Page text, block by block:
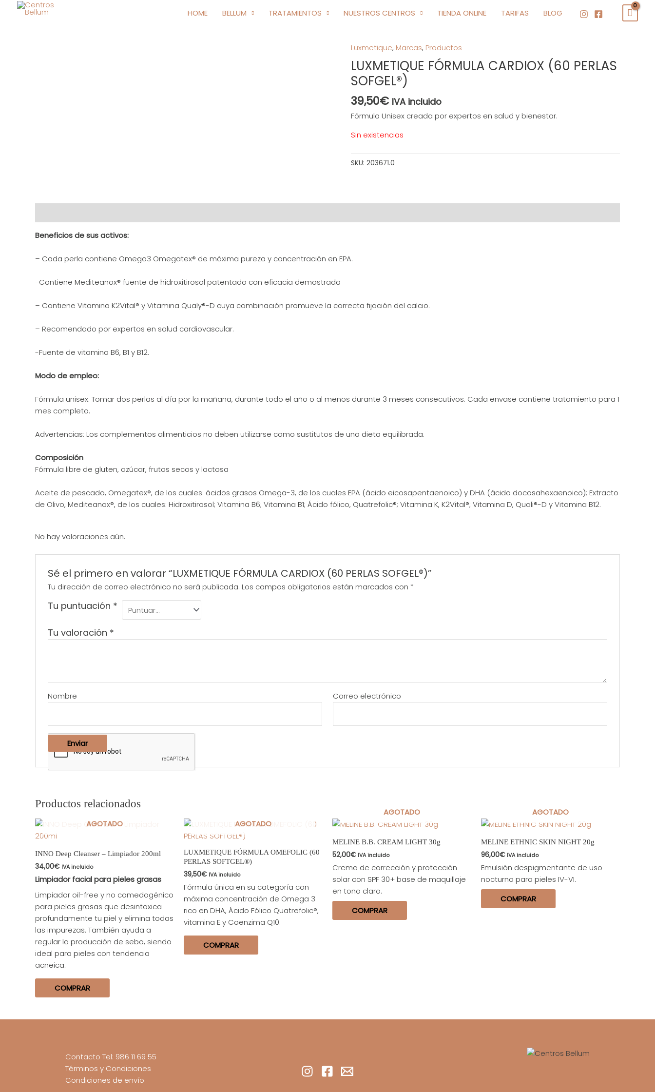
HOME BELLUM TRATAMIENTOS NUESTROS CENTROS TIENDA ONLINE TARIFAS BLOG
Luxmetique, Marcas, Productos
LUXMETIQUE FÓRMULA CARDIOX (60 PERLAS
SOFGEL®)
39,50€ IVA incluido
Fórmula Unisex creada por expertos en salud y bienestar.
Sin existencias
SKU: 203671.0
Beneficios de sus activos:
– Cada perla contiene Omega3 Omegatex® de máxima pureza y concentración en EPA.
-Contiene Mediteanox® fuente de hidroxitirosol patentado con eficacia demostrada
– Contiene Vitamina K2Vital® y Vitamina Qualy®-D cuya combinación promueve la correcta fijación del calcio.
– Recomendado por expertos en salud cardiovascular.
-Fuente de vitamina B6, B1 y B12.
Modo de empleo:
Fórmula unisex. Tomar dos perlas al día por la mañana, durante todo el año o al menos durante 3 meses consecutivos. Cada envase contiene tratamiento para 1
mes completo.
Advertencias: Los complementos alimenticios no deben utilizarse como sustitutos de una dieta equilibrada.
Composición
Fórmula libre de gluten, azúcar, frutos secos y lactosa
Aceite de pescado, Omegatex®, de los cuales: ácidos grasos Omega-3, de los cuales EPA (ácido eicosapentaenoico) y DHA (ácido docosahexaenoico); Extracto
de Olivo, Mediteanox®, de los cuales: Hidroxitirosol; Vitamina B6; Vitamina B1; Ácido fólico, Quatrefolic®; Vitamina K, K2Vital®; Vitamina D, Quali®-D y Vitamina B12.
No hay valoraciones aún.
Sé el primero en valorar “LUXMETIQUE FÓRMULA CARDIOX (60 PERLAS SOFGEL®)”
Tu dirección de correo electrónico no será publicada. Los campos obligatorios están marcados con *
Tu puntuación *
Tu valoración *
Nombre Correo electrónico
Productos relacionados
AGOTADO
INNO Deep Cleanser – Limpiador 200ml
34,00€ IVA incluido
Limpiador facial para pieles grasas
Limpiador oil-free y no comedogénico
para pieles grasas que desintoxica
profundamente tu piel y elimina todas
las impurezas. También ayuda a
regular la producción de sebo, siendo
ideal para pieles con tendencia
acneica.
COMPRAR
AGOTADO
LUXMETIQUE FÓRMULA OMEFOLIC (60
PERLAS SOFTGEL®)
39,50€ IVA incluido
Fórmula única en su categoría con
máxima concentración de Omega 3
rico en DHA, Ácido Fólico Quatrefolic®,
vitamina E y Coenzima Q10.
COMPRAR
AGOTADO
MELINE B.B. CREAM LIGHT 30g
52,00€ IVA incluido
Crema de corrección y protección
solar con SPF 30+ base de maquillaje
en tono claro.
COMPRAR
AGOTADO
MELINE ETHNIC SKIN NIGHT 20g
96,00€ IVA incluido
Emulsión despigmentante de uso
nocturno para pieles IV-VI.
COMPRAR
Contacto Tel: 986 11 69 55
Términos y Condiciones
Condiciones de envío